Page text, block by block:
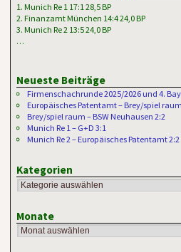
1. Munich Re 1 17:1 28,5 BP
2. Finanzamt München 14:4 24,0 BP
3. Munich Re 2 13:5 24,0 BP
…
Neueste Beiträge
Firmenschachrunde 2025/2026 und 4.
Europäisches Patentamt – Brey/spiel
Brey/spiel raum – BSW Neuhausen 2:2
Munich Re 1 – G+D 3:1
Munich Re 2 – Europäisches Patentamt 2:2
Kategorien
Monate